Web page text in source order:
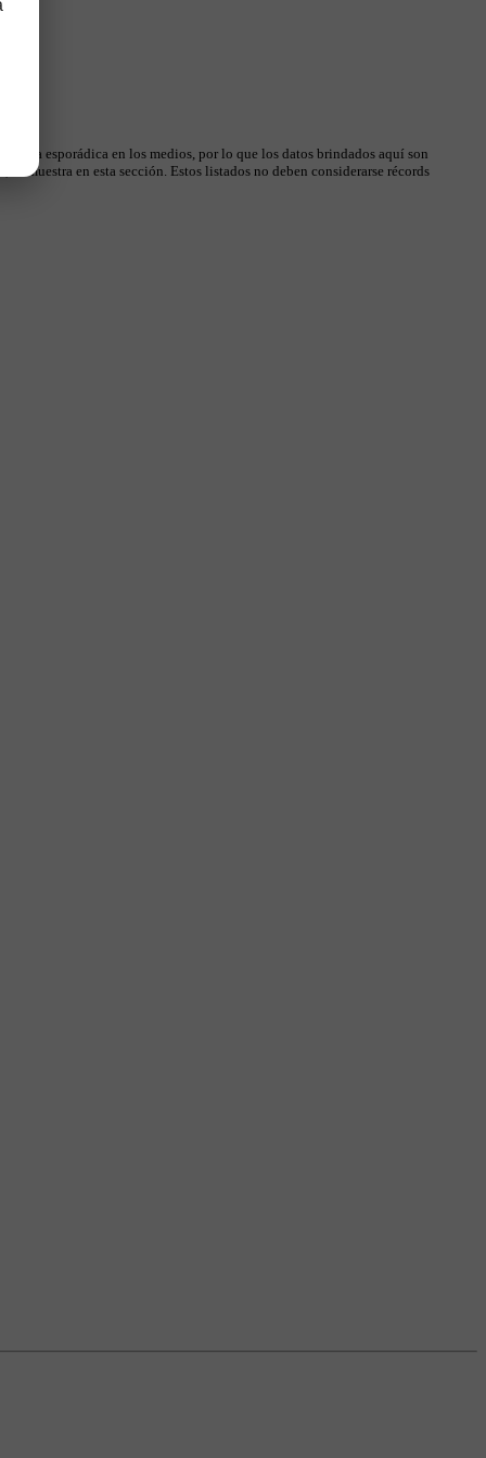
esporádica en los medios, por lo que los datos brindados aquí son
muestra en esta sección. Estos listados no deben considerarse récords